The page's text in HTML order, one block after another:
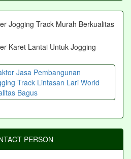
PERSON